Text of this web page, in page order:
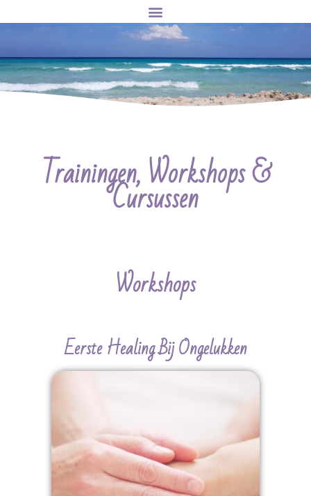
Trainingen, Workshops &
Cursussen
Workshops
Eerste Healing Bij Ongelukken